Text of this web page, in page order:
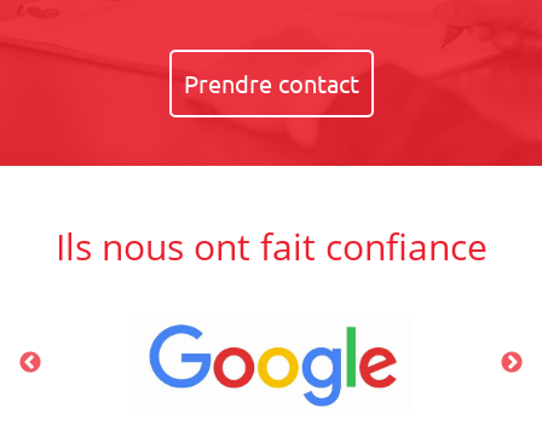
Prendre contact
Ils nous ont fait confiance